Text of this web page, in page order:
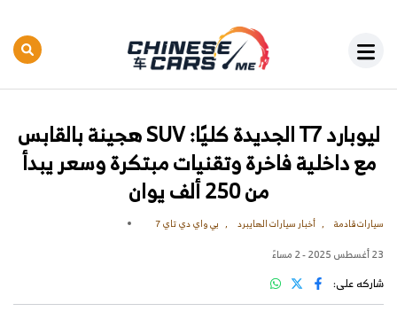
ليوبارد T7 الجديدة كليًا: SUV هجينة بالقابس
مع داخلية فاخرة وتقنيات مبتكرة وسعر يبدأ
من 250 ألف يوان
سيارات قادمة أخبار سيارات الهايبرد بي واي دي تاي 7
23 أغسطس 2025 - 2 مساءً
شاركه على: